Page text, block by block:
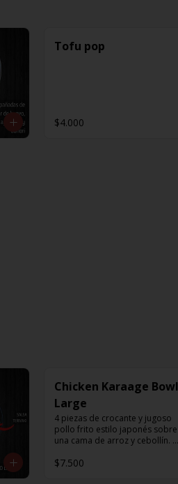
Tofu pop
$4.000
Chicken Karaage Bowl
Large
4 piezas de crocante y jugoso
pollo frito estilo japonés sobre
una cama de arroz y cebollín.
Mayo o Salsa Tonkatsu.
$7.500